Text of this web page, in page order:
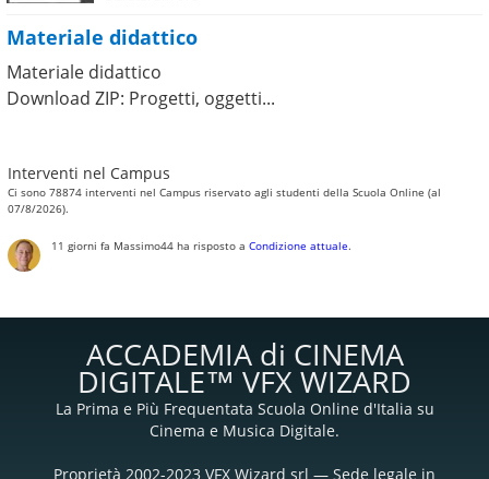
Materiale didattico
Materiale didattico
Download ZIP: Progetti, oggetti...
Interventi nel Campus
Ci sono 78874 interventi nel Campus riservato agli studenti della Scuola Online (al
07/8/2026).
11 giorni fa Massimo44ha risposto a Condizione attuale.
ACCADEMIA di CINEMA
DIGITALE™ VFX WIZARD
La Prima e Più Frequentata Scuola Online d'Italia su
Cinema e Musica Digitale.
Proprietà 2002-2023 VFX Wizard srl — Sede legale in